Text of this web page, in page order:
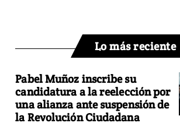
Lo más reciente
Pabel Muñoz inscribe su
candidatura a la reelección por
una alianza ante suspensión de
la Revolución Ciudadana